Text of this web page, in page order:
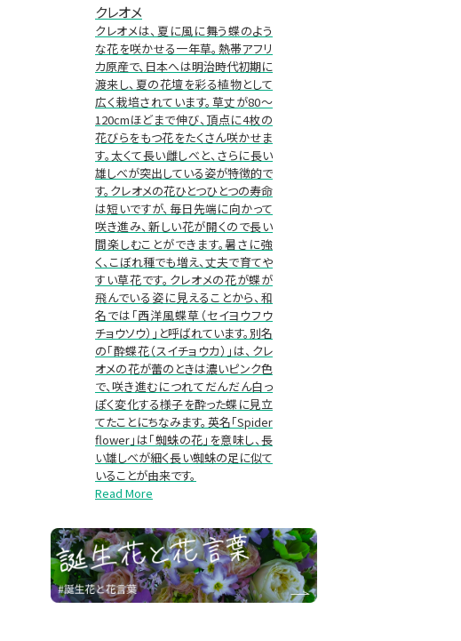
クレオメ
クレオメは、夏に風に舞う蝶のよう
な花を咲かせる一年草。熱帯アフリ
カ原産で、日本へは明治時代初期に
渡来し、夏の花壇を彩る植物として
広く栽培されています。草丈が80～
120cmほどまで伸び、頂点に4枚の
花びらをもつ花をたくさん咲かせま
す。太くて長い雌しべと、さらに長い
雄しべが突出している姿が特徴的で
す。クレオメの花ひとつひとつの寿命
は短いですが、毎日先端に向かって
咲き進み、新しい花が開くので長い
間楽しむことができます。暑さに強
く、こぼれ種でも増え、丈夫で育てや
すい草花です。クレオメの花が蝶が
飛んでいる姿に見えることから、和
名では「西洋風蝶草（セイヨウフウ
チョウソウ）」と呼ばれています。別名
の「酔蝶花（スイチョウカ）」は、クレ
オメの花が蕾のときは濃いピンク色
で、咲き進むにつれてだんだん白っ
ぽく変化する様子を酔った蝶に見立
てたことにちなみます。英名「Spider
flower」は「蜘蛛の花」を意味し、長
い雄しべが細く長い蜘蛛の足に似て
いることが由来です。
Read More